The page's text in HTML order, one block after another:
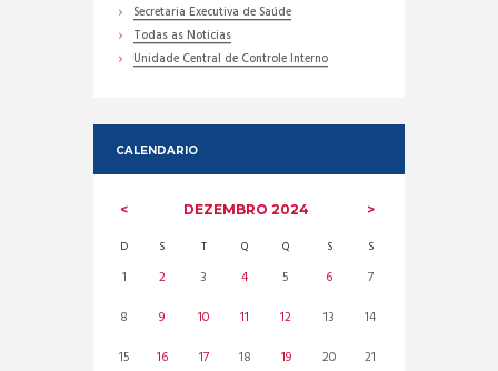
Secretaria Executiva de Saúde
Todas as Noticias
Unidade Central de Controle Interno
CALENDARIO
DEZEMBRO2024
D S T Q Q S S
1 2 3 4 5 6
7
8
9 10 11 12 13
14
15
16 17 18 19 20
21